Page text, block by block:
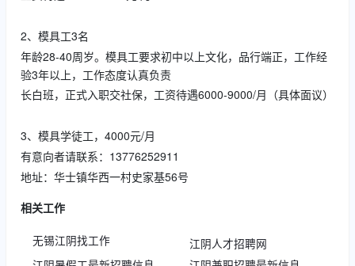
2、模具工3名
年龄28-40周岁。模具工要求初中以上文化，品行端正，工作经
验3年以上，工作态度认真负责
长白班，正式入职交社保，工资待遇6000-9000/月（具体面议）
3、模具学徒工，4000元/月
有意向者请联系：13776252911
地址：华士镇华西一村史家基56号
相关工作
无锡江阴找工作
江阴人才招聘网